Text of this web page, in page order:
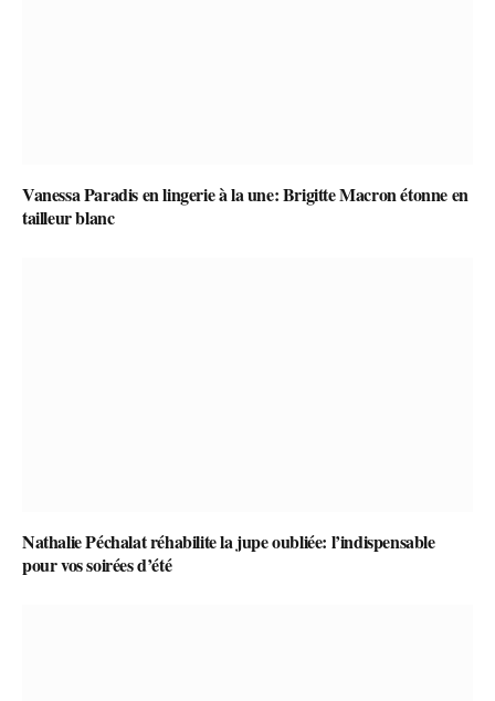
Vanessa Paradis en lingerie à la une: Brigitte Macron étonne en
tailleur blanc
Nathalie Péchalat réhabilite la jupe oubliée: l’indispensable
pour vos soirées d’été